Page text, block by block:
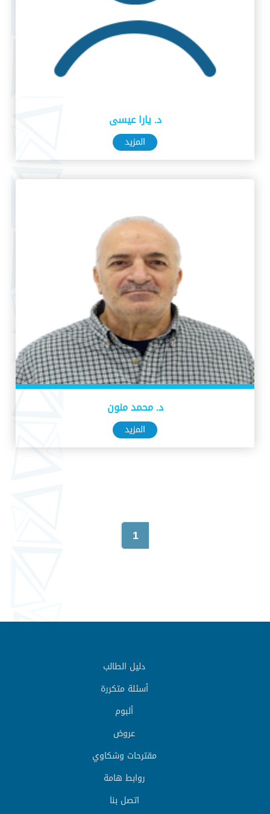
د. يارا عيسى
المزيد
د. محمد منون
المزيد
1
دليل الطالب
أسئلة متكررة
ألبوم
عروض
مقترحات وشكاوي
روابط هامة
اتصل بنا